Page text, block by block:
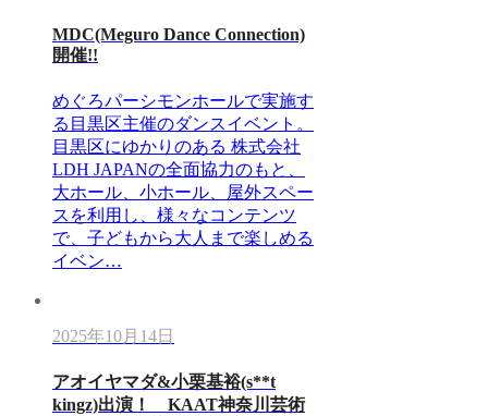
MDC(Meguro Dance Connection)
開催!!
めぐろパーシモンホールで実施す
る目黒区主催のダンスイベント。
目黒区にゆかりのある 株式会社
LDH JAPANの全面協力のもと、
大ホール、小ホール、屋外スペー
スを利用し、様々なコンテンツ
で、子どもから大人まで楽しめる
イベン…
2025年10月14日
アオイヤマダ&小栗基裕(s**t
kingz)出演！ KAAT神奈川芸術